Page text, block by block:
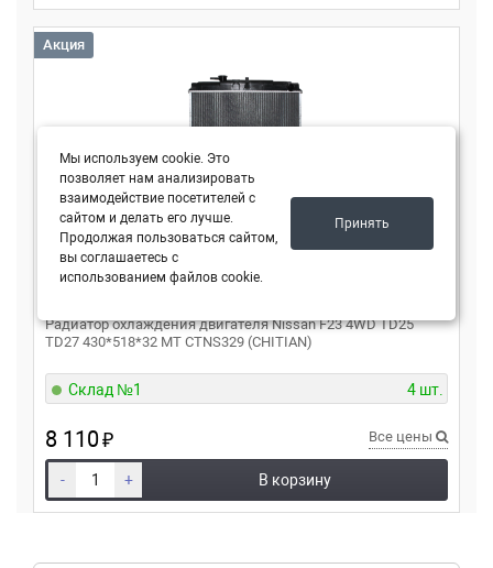
Радиатор охлаждения двигателя Nissan F23 4WD TD25
TD27 430*518*32 MT CTNS329 (CHITIAN)
Акция
Склад №1 4 шт.
8 110₽ Все цены
- + В корзину
Мы используем cookie. Это
позволяет нам анализировать
взаимодействие посетителей с
сайтом и делать его лучше.
Продолжая пользоваться сайтом,
вы соглашаетесь с
использованием файлов cookie.
Принять